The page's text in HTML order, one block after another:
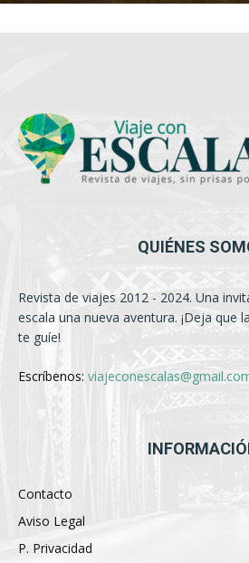
QUIÉNES
Revista de viajes 2012 - 2024. Una
escala una nueva aventura. ¡Deja que
te guíe!
Escríbenos:
Contacto
Aviso Legal
P. Privacidad